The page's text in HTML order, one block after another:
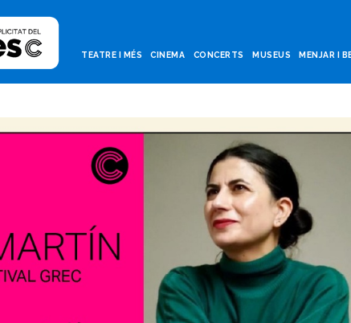
TEATRE I MÉS CINEMA CONCERTS MUSEUS MENJAR I